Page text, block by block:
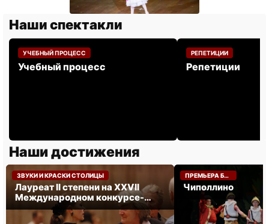
Наши спектакли
УЧЕБНЫЙ ПРОЦЕСС
Учебный процесс
РЕПЕТИЦИИ
Репетиции
Наши достижения
ЗВУКИ И КРАСКИ СТОЛИЦЫ
НОЯБРЬ 2024
Лауреат II степени на XXVII
Международном конкурсе-
фестивале «ЗВУКИ И КРАСКИ
СТОЛИЦЫ».
ПРЕМЬЕРА БАЛЕТА «ЧИПОЛЛИНО».
МАЙ 2024
Чиполлино